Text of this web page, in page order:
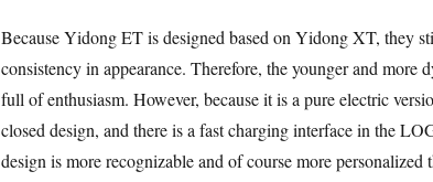
Because Yidong ET is designed based on Yidong XT, they
consistency in appearance. Therefore, the younger and more
full of enthusiasm. However, because it is a pure electric
closed design, and there is a fast charging interface in the
design is more recognizable and of course more